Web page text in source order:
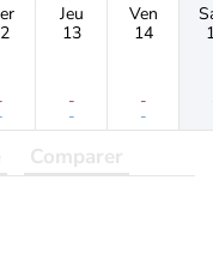
Jeu
13
-
-
Ven
14
-
-
Comparer